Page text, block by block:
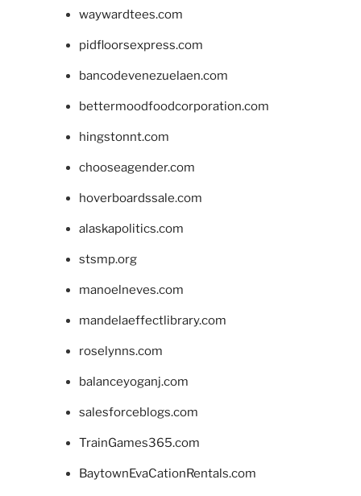
waywardtees.com
pidfloorsexpress.com
bancodevenezuelaen.com
bettermoodfoodcorporation.com
hingstonnt.com
chooseagender.com
hoverboardssale.com
alaskapolitics.com
stsmp.org
manoelneves.com
mandelaeffectlibrary.com
roselynns.com
balanceyoganj.com
salesforceblogs.com
TrainGames365.com
BaytownEvaCationRentals.com